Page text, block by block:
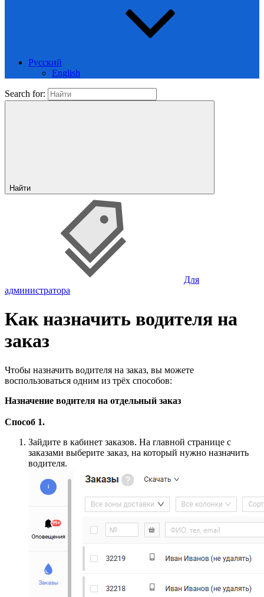
Русский
English
Search for:
Найти
Для
администратора
Как назначить водителя на
заказ
Чтобы назначить водителя на заказ, вы можете
воспользоваться одним из трёх способов:
Назначение водителя на отдельный заказ
Способ 1.
Зайдите в кабинет заказов. На главной странице с
заказами выберите заказ, на который нужно назначить
водителя.